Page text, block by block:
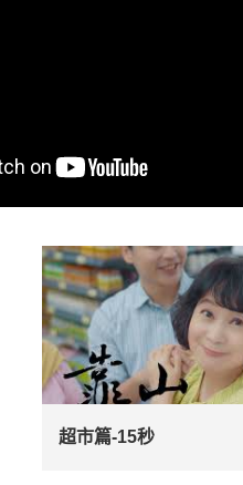
超市篇-15秒